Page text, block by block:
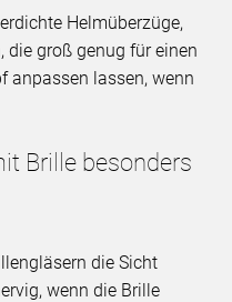
Helmüberzüge,
die groß genug für einen
anpassen lassen, wenn
Brille besonders
die Sicht
wenn die Brille